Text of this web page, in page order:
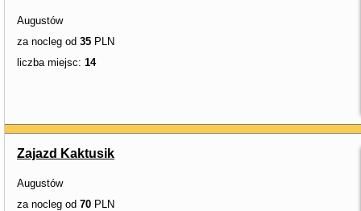
Augustów
za nocleg od 35 PLN
liczba miejsc: 14
Zajazd Kaktusik
Augustów
za nocleg od 70 PLN